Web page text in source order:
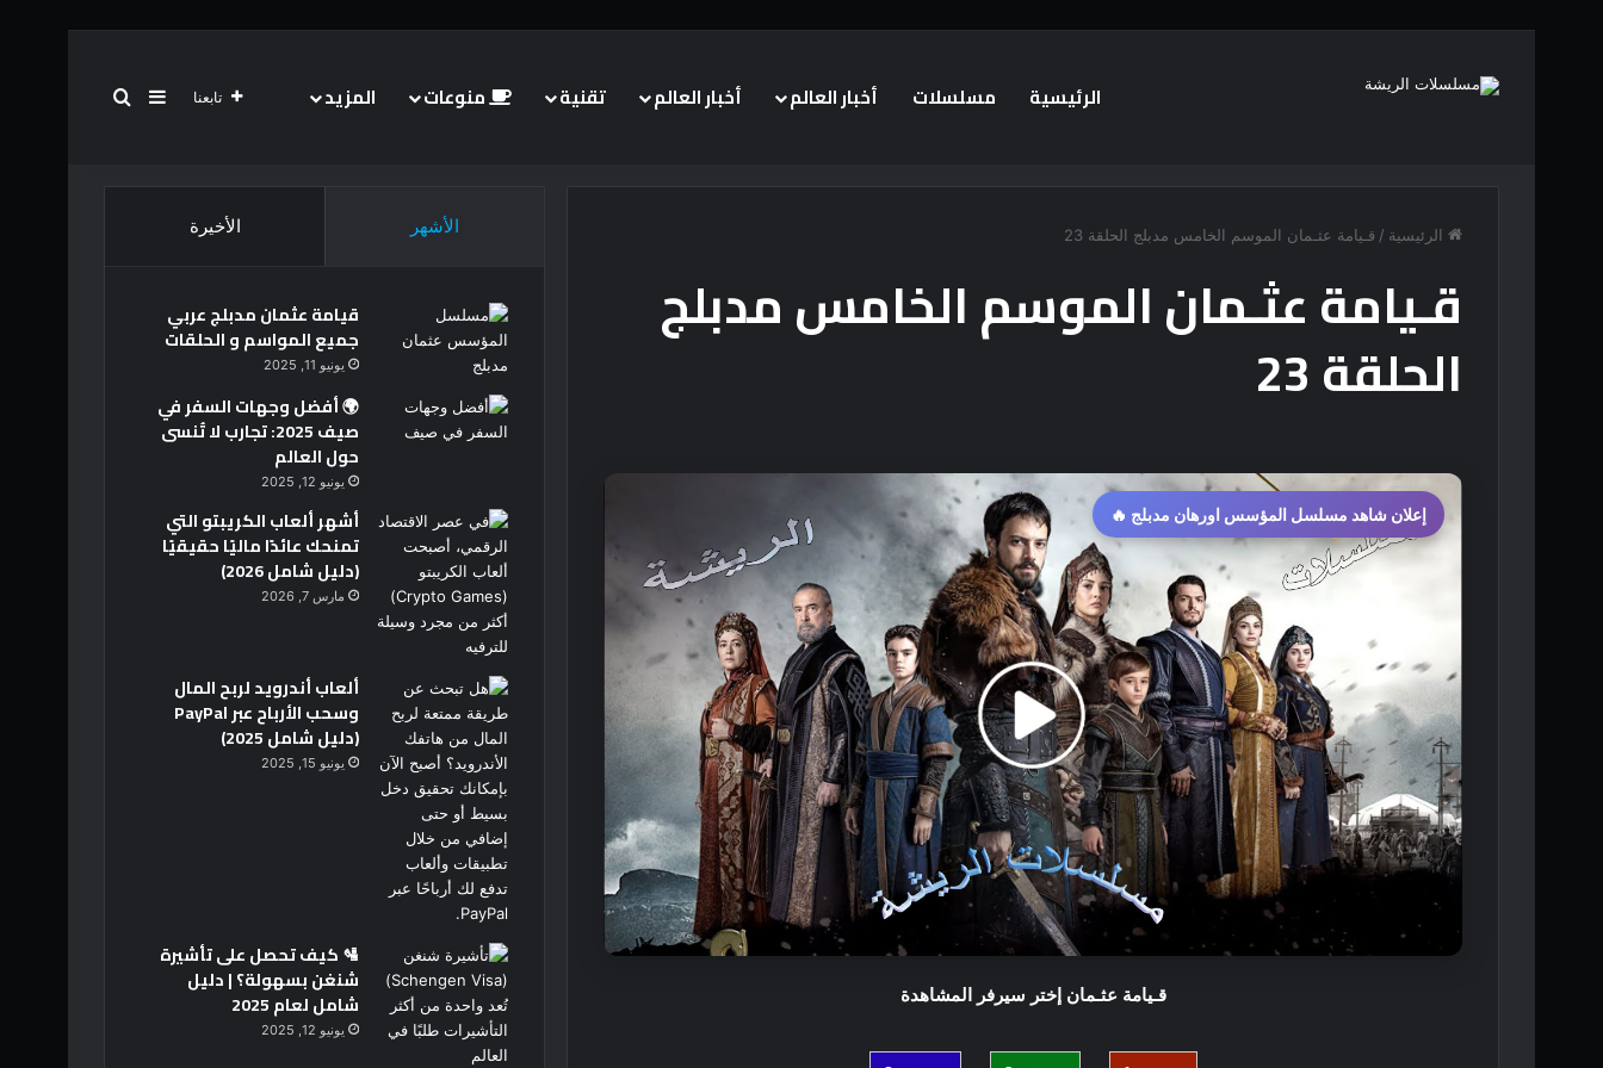
الرئيسية مسلسلات أخبار العالم أخبار العالم تقنية منوعات المزيد تابعنا إضافة عمود جانبي
بحث عن
الرئيسية / قـيامة عثـمان الموسم الخامس مدبلج الحلقة 23
قـيامة عثـمان الموسم الخامس مدبلج
الحلقة 23
إعلان شاهد مسلسل المؤسس اورهان مدبلج 🔥
قـيامة عثـمان إختر سيرفر المشاهدة
الأشهر الأخيرة
قيامة عثمان مدبلج عربي
جميع المواسم و الحلقات
يونيو 11, 2025
🌍 أفضل وجهات السفر في
صيف 2025: تجارب لا تُنسى
حول العالم
يونيو 12, 2025
أشهر ألعاب الكريبتو التي
تمنحك عائدًا ماليًا حقيقيًا
(دليل شامل 2026)
مارس 7, 2026
ألعاب أندرويد لربح المال
وسحب الأرباح عبر PayPal
(دليل شامل 2025)
يونيو 15, 2025
🛂 كيف تحصل على تأشيرة
شنغن بسهولة؟ | دليل
شامل لعام 2025
يونيو 12, 2025